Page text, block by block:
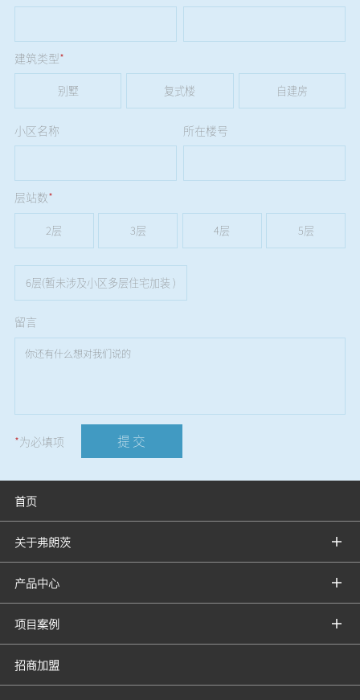
建筑类型*
别墅 复式楼 自建房
小区名称 所在楼号
层站数*
2层 3层 4层 5层
6层(暂未涉及小区多层住宅加装 )
留言
*为必填项 提 交
首页
关于弗朗茨
产品中心
项目案例
招商加盟